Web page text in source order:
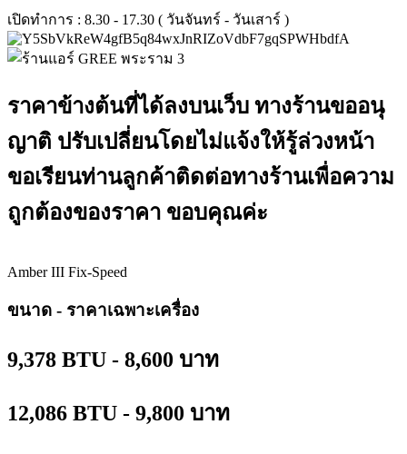
เปิดทำการ : 8.30 - 17.30 ( วันจันทร์ - วันเสาร์ )
ราคาข้างต้นที่ได้ลงบนเว็บ ทางร้านขออนุ
ญาติ ปรับเปลี่ยนโดยไม่แจ้งให้รู้ล่วงหน้า
ขอเรียนท่านลูกค้าติดต่อทางร้านเพื่อความ
ถูกต้องของราคา ขอบคุณค่ะ
Amber III Fix-Speed
ขนาด - ราคาเฉพาะเครื่อง
9,378 BTU - 8,600 บาท
12,086 BTU - 9,800 บาท